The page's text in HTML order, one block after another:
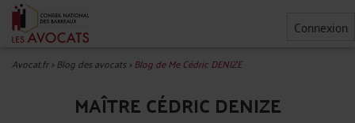
Connexion
Avocat.fr>Blog des avocats>Blog de Me Cédric DENIZE
MAÎTRE CÉDRIC DENIZE